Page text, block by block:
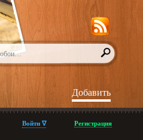
Добавить
Войти ∇ Регистрация